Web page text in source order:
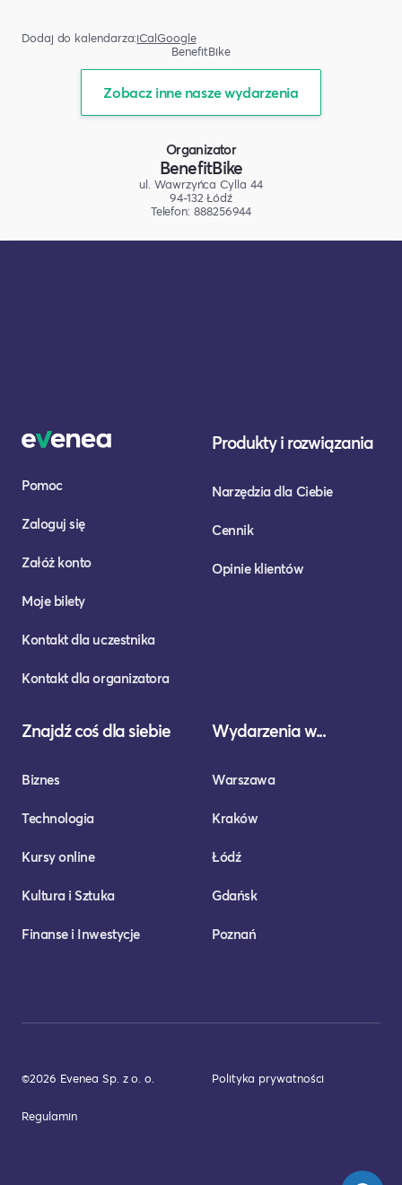
Dodaj do kalendarza:iCalGoogle
BenefitBike
Zobacz inne nasze wydarzenia
Organizator
BenefitBike
ul. Wawrzyńca Cylla 44
94-132 Łódź
Telefon: 888256944
Pomoc
Zaloguj się
Załóż konto
Moje bilety
Kontakt dla uczestnika
Kontakt dla organizatora
Produkty i rozwiązania
Narzędzia dla Ciebie
Cennik
Opinie klientów
Znajdź coś dla siebie
Biznes
Technologia
Kursy online
Kultura i Sztuka
Finanse i Inwestycje
Wydarzenia w...
Warszawa
Kraków
Łódź
Gdańsk
Poznań
©2026 Evenea Sp. z o. o. Polityka prywatności
Regulamin